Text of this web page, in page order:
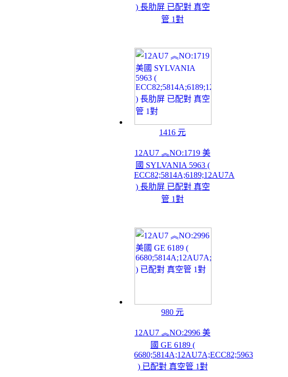
) 長肋屏 已配對 真空
管 1對
1416 元
12AU7 ︽NO:1719 美
國 SYLVANIA 5963 (
ECC82;5814A;6189;12AU7A
) 長肋屏 已配對 真空
管 1對
980 元
12AU7 ︽NO:2996 美
國 GE 6189 (
6680;5814A;12AU7A;ECC82;5963
) 已配對 真空管 1對